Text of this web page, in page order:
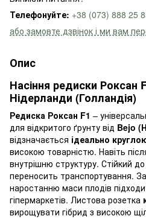
Телефонуйте: +38 (073) 888 25
або замовте дзвінок і ми вам
Опис
Насіння редиски Роксан
Нідерланди (Голландія)
Редиска Роксан F1 –
для відкритого ґрунту від Bejo
відзначається ідеально
високою товарністю. Навіть
внутрішню структуру. Стійкий до
переносить транспортування.
наростанню маси плодів
гіпермаркетів. Листова розетка
вирощувати гібрид з високою